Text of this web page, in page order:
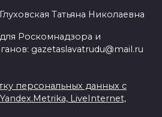
Татьяна Николаевна
Роскомнадзора и
gazetaslavatrudu@mail.ru
персональных данных с
LiveInternet,